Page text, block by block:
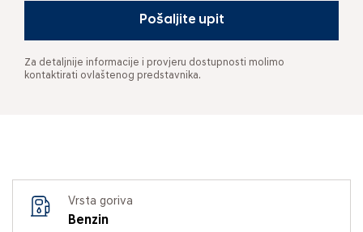
Pošaljite upit
Za detaljnije informacije i provjeru dostupnosti molimo
kontaktirati ovlaštenog predstavnika.
Vrsta goriva
Benzin